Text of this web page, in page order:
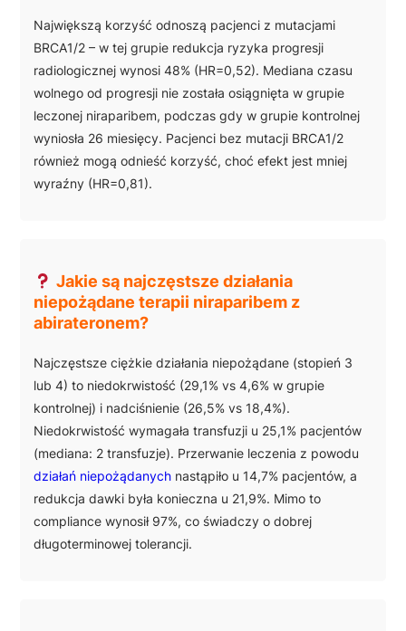
Największą korzyść odnoszą pacjenci z mutacjami
BRCA1/2 – w tej grupie redukcja ryzyka progresji
radiologicznej wynosi 48% (HR=0,52). Mediana czasu
wolnego od progresji nie została osiągnięta w grupie
leczonej niraparibem, podczas gdy w grupie kontrolnej
wyniosła 26 miesięcy. Pacjenci bez mutacji BRCA1/2
również mogą odnieść korzyść, choć efekt jest mniej
wyraźny (HR=0,81).
Jakie są najczęstsze działania
niepożądane terapii niraparibem z
abirateronem?
Najczęstsze ciężkie działania niepożądane (stopień 3
lub 4) to niedokrwistość (29,1% vs 4,6% w grupie
kontrolnej) i nadciśnienie (26,5% vs 18,4%).
Niedokrwistość wymagała transfuzji u 25,1% pacjentów
(mediana: 2 transfuzje). Przerwanie leczenia z powodu
działań niepożądanych nastąpiło u 14,7% pacjentów, a
redukcja dawki była konieczna u 21,9%. Mimo to
compliance wynosił 97%, co świadczy o dobrej
długoterminowej tolerancji.